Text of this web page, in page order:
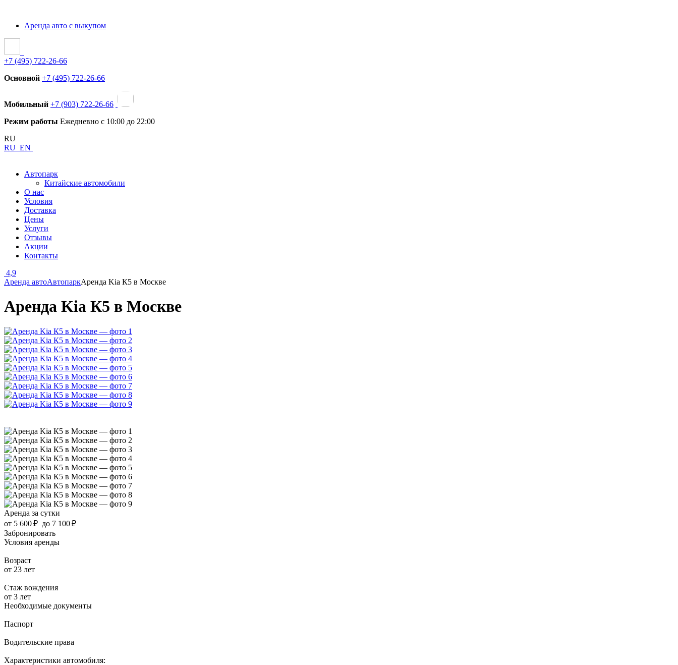
Аренда авто с выкупом
+7 (495) 722-26-66
Основной +7 (495) 722-26-66
Мобильный +7 (903) 722-26-66
Режим работы Ежедневно с 10:00 до 22:00
RU
RU EN
Автопарк
Китайские автомобили
О нас
Условия
Доставка
Цены
Услуги
Отзывы
Акции
Контакты
4,9
Аренда автоАвтопаркАренда Kia К5 в Москве
Аренда Kia К5 в Москве
Аренда за сутки
от 5 600 ₽ до 7 100 ₽
Забронировать
Условия аренды
Возраст
от 23 лет
Стаж вождения
от 3 лет
Необходимые документы
Паспорт
Водительские права
Характеристики автомобиля: